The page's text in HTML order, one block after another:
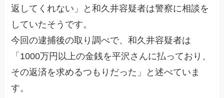
返してくれない」と和久井容疑者は警察に相談を
していたそうです。
今回の逮捕後の取り調べで、和久井容疑者は
「1000万円以上の金銭を平沢さんに払っており、
その返済を求めるつもりだった」と述べていま
す。